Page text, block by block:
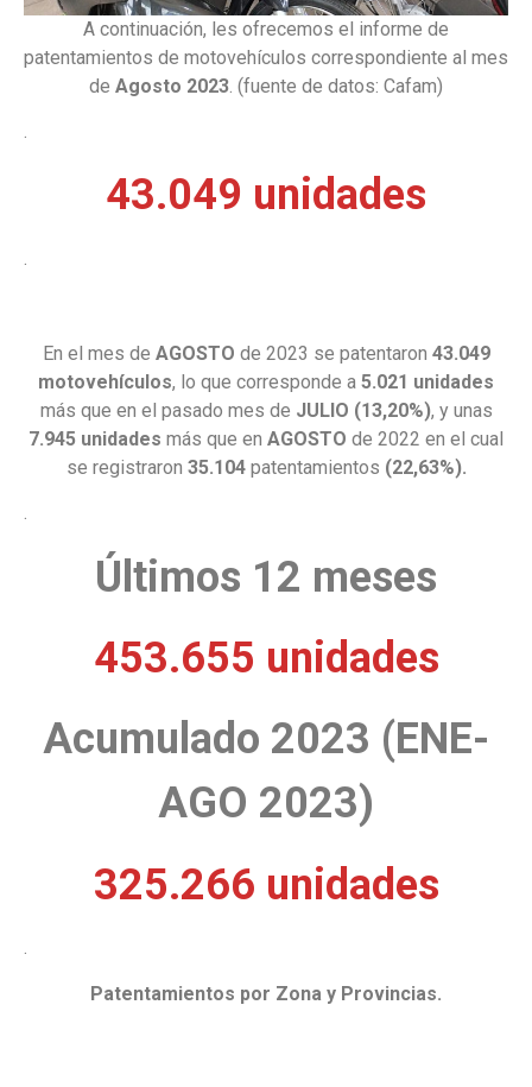
A continuación, les ofrecemos el informe de
patentamientos de motovehículos correspondiente al mes
de Agosto 2023 . (fuente de datos: Cafam)
.
43.049 unidades
En el mes de AGOSTO de 2023 se patentaron 43.049
motovehículos, lo que corresponde a 5.021 unidades
más que en el pasado mes de JULIO (13,20%), y unas
7.945 unidades más que en AGOSTO de 2022 en el cual
se registraron 35.104 patentamientos (22,63%).
.
Últimos 12 meses
453.655 unidades
Acumulado 2023 (ENE-
AGO 2023)
325.266 unidades
.
Patentamientos por Zona y Provincias.